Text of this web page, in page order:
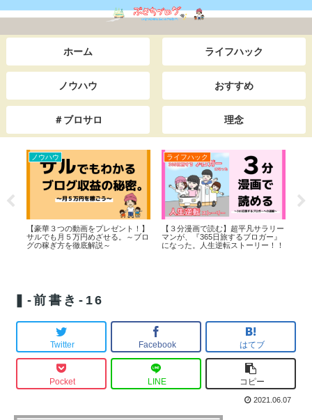
ホーム ライフハック
ノウハウ おすすめ
＃ブロサロ 理念
ノウハウ
【豪華３つの動画をプレゼント！】
サルでも月５万円めざせる。～ブロ
グの稼ぎ方を徹底解説～
ライフハック
【３分漫画で読む】超平凡サラリー
マンが、『365日旅するブロガー』
になった。人生逆転ストーリー！！
❚-前書き-16
Twitter Facebook はてブ
Pocket LINE コピー
2021.06.07